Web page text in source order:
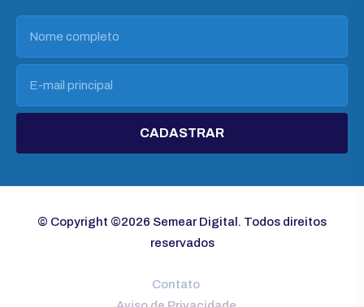
CADASTRAR
© Copyright ©2026 Semear Digital. Todos direitos
reservados
Contato